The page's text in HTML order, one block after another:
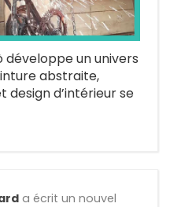
un univers
abstraite,
design d’intérieur se
a écrit un nouvel